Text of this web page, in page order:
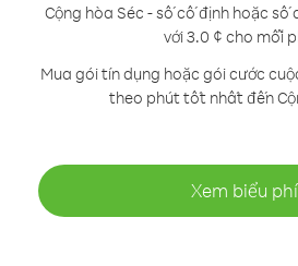
Cộng hòa Séc - số cố định hoặc
với 3.0 ¢ cho mỗi
Mua gói tín dụng hoặc gói cước
theo phút tốt nhất đến
Xem biểu phí